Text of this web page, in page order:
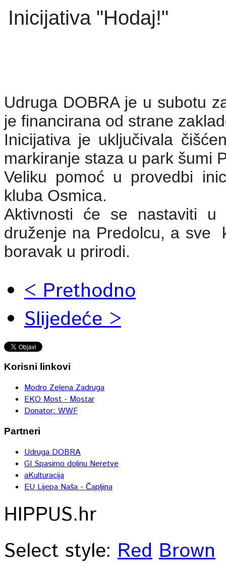
Inicijativa "Hodaj!"
Udruga DOBRA je u subotu
je financirana od strane
Inicijativa je uključivala
markiranje staza u park šumi
Veliku pomoć u provedbi
kluba Osmica.
Aktivnosti će se nastaviti u
druženje na Predolcu, a sve
boravak u prirodi.
< Prethodno
Slijedeće >
Korisni linkovi
Modro Zelena Zadruga
EKO Most - Mostar
Donator: WWF
Partneri
Udruga DOBRA
GI Spasimo dolinu Neretve
aKulturacija
EU Lijepa Naša - Čapljina
HIPPUS.hr
Select style: Red Brown